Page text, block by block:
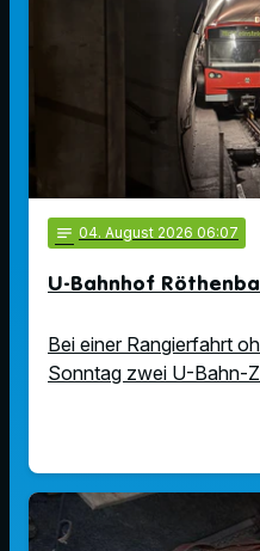
notes 04. August 2026 06:07
U-Bahnhof
Bei einer Rangierfahrt
Sonntag zwei U-Bahn-